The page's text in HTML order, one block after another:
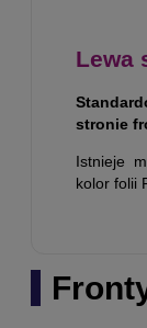
Lewa
stronie
Istnieje
kolor folii